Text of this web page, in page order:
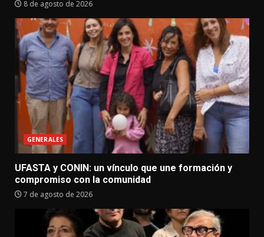
8 de agosto de 2026
GENERALES
UFASTA y CONIN: un vínculo que une formación y
compromiso con la comunidad
7 de agosto de 2026